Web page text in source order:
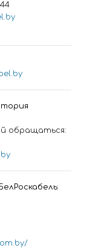
обращаться: